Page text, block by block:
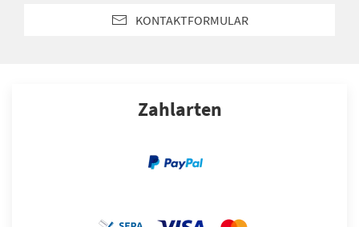
KONTAKTFORMULAR
Zahlarten